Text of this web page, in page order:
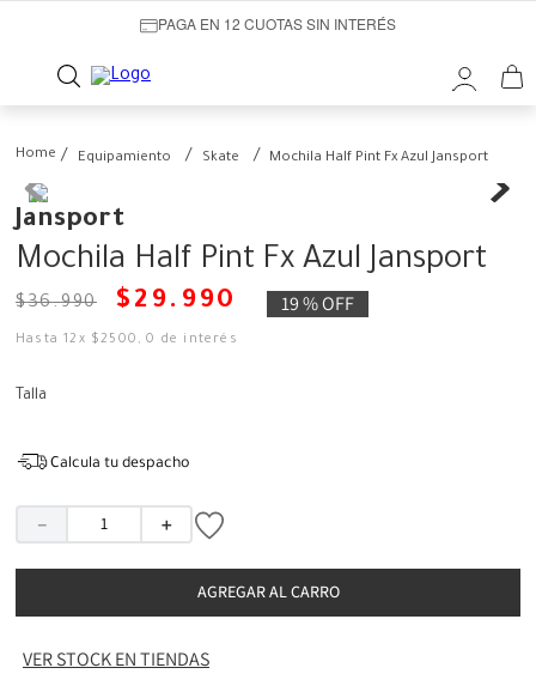
PAGA EN 12 CUOTAS SIN INTERÉS
Equipamiento Skate Mochila Half Pint Fx Azul Jansport
Jansport
Mochila Half Pint Fx Azul Jansport
$36.990 $ 29 . 990 19 %OFF
Hasta12 x $2500 ,0 de interés
Talla
Calcula tu despacho
＋
－
AGREGAR AL CARRO
VER STOCK EN TIENDAS